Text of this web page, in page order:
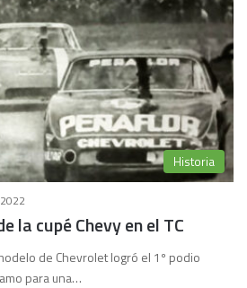
Historia
la cupé Chevy en el TC
de Chevrolet logró el 1º podio
para una…